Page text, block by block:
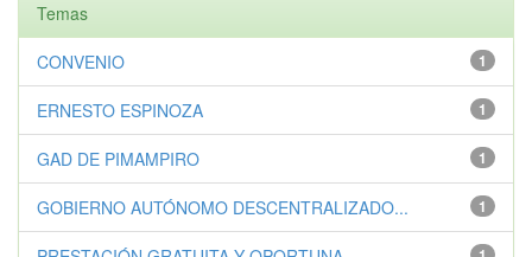
Temas
1
CONVENIO
1
ERNESTO ESPINOZA
1
GAD DE PIMAMPIRO
1
GOBIERNO AUTÓNOMO DESCENTRALIZADO...